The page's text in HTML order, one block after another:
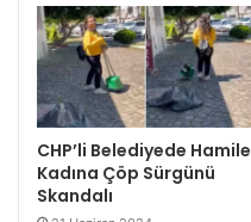
CHP’li Belediyede Hamile
Kadına Çöp Sürgünü
Skandalı